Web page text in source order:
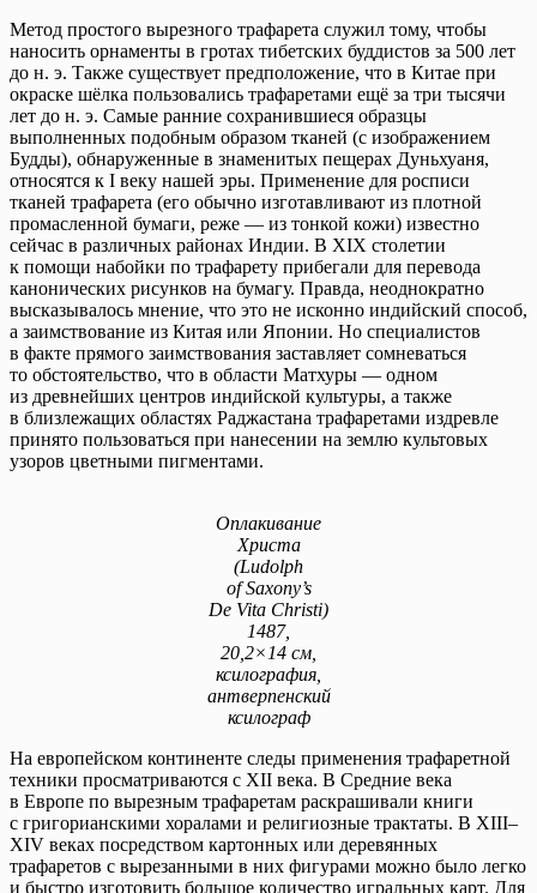
Метод простого вырезного трафарета служил тому, чтобы
наносить орнаменты в гротах тибетских буддистов за 500 лет
до н. э. Также существует предположение, что в Китае при
окраске шёлка пользовались трафаретами ещё за три тысячи
лет до н. э. Самые ранние сохранившиеся образцы
выполненных подобным образом тканей (с изображением
Будды), обнаруженные в знаменитых пещерах Дуньхуаня,
относятся к I веку нашей эры. Применение для росписи
тканей трафарета (его обычно изготавливают из плотной
промасленной бумаги, реже — из тонкой кожи) известно
сейчас в различных районах Индии. В XIX столетии
к помощи набойки по трафарету прибегали для перевода
канонических рисунков на бумагу. Правда, неоднократно
высказывалось мнение, что это не исконно индийский способ,
а заимствование из Китая или Японии. Но специалистов
в факте прямого заимствования заставляет сомневаться
то обстоятельство, что в области Матхуры — одном
из древнейших центров индийской культуры, а также
в близлежащих областях Раджастана трафаретами издревле
принято пользоваться при нанесении на землю культовых
узоров цветными пигментами.
Оплакивание
Христа
(Ludolph
of Saxony’s
De Vita Christi)
1487,
20,2×14 см,
ксилография,
антверпенский
ксилограф
На европейском континенте следы применения трафаретной
техники просматриваются с XII века. В Средние века
в Европе по вырезным трафаретам раскрашивали книги
с григорианскими хоралами и религиозные трактаты. В XIII–
XIV веках посредством картонных или деревянных
трафаретов с вырезанными в них фигурами можно было легко
и быстро изготовить большое количество игральных карт. Для